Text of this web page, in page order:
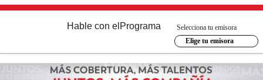
Hable con el Programa
Selecciona tu emisora
Elige tu emisora